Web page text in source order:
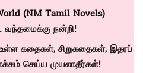
(NM Tamil Novels)
நன்றி!
கதைகள், சிறுகதைகள், இதரப்
செய்ய முயலாதீர்கள்!